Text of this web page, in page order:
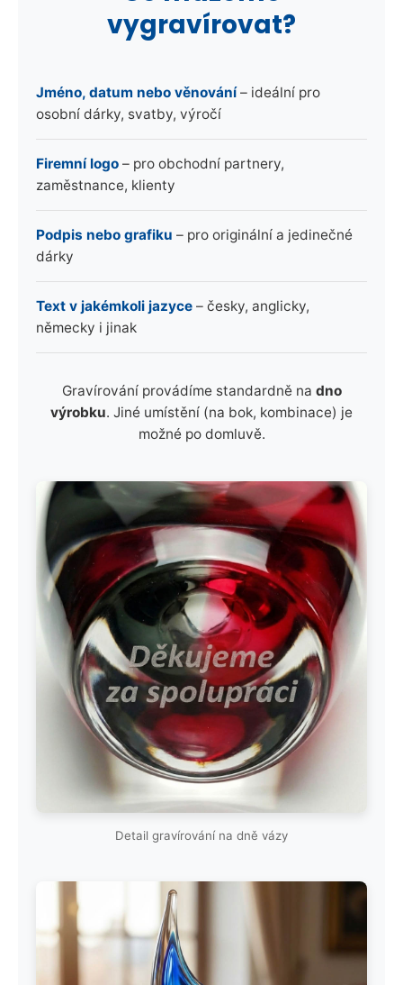
vygravírovat?
Jméno, datum nebo věnování– ideální pro
osobní dárky, svatby, výročí
Firemní logo – pro obchodní partnery,
zaměstnance, klienty
Podpis nebo grafiku – pro originální a jedinečné
dárky
Text v jakémkoli jazyce – česky, anglicky,
německy i jinak
Gravírování provádíme standardně na dno
výrobku. Jiné umístění (na bok, kombinace) je
možné po domluvě.
Detail gravírování na dně vázy